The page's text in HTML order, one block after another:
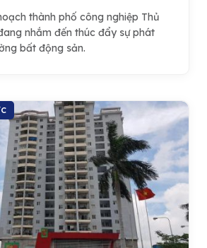
thành phố công nghiệp Thủ
nhắm đến thúc đẩy sự phát
bất động sản.